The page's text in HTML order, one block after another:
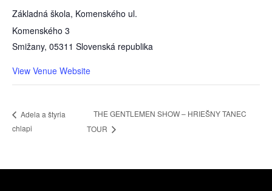
Základná škola, Komenského ul.
Komenského 3
Smižany, 05311 Slovenská republika
View Venue Website
Adela a štyria
chlapi
THE GENTLEMEN SHOW – HRIEŠNY TANEC
TOUR